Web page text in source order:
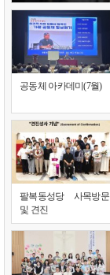
공동체 아카데미(7월)
팔복동성당 사목방문
및 견진